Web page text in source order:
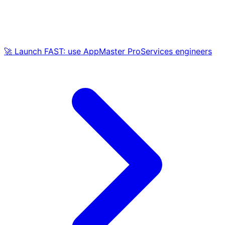
🚀 Launch FAST: use AppMaster ProServices engineers